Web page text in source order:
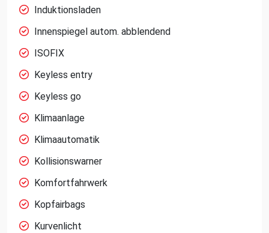
Induktionsladen
Innenspiegel autom. abblendend
ISOFIX
Keyless entry
Keyless go
Klimaanlage
Klimaautomatik
Kollisionswarner
Komfortfahrwerk
Kopfairbags
Kurvenlicht